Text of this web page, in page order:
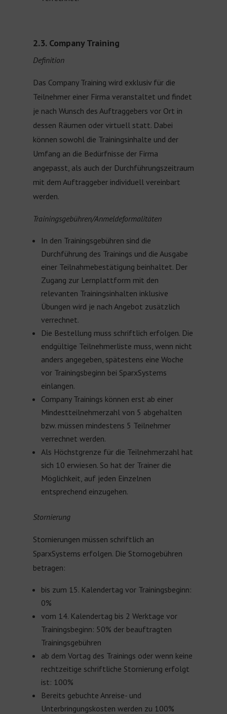
2.3. Company Training
Definition
Das Company Training wird exklusiv für die
Teilnehmer einer Firma veranstaltet und findet
je nach Wunsch des Auftraggebers vor Ort in
dessen Räumen oder virtuell statt. Dabei
können sowohl die Trainingsinhalte und der
Umfang an die Bedürfnisse der Firma
angepasst, als auch der Durchführungszeitraum
mit dem Auftraggeber individuell vereinbart
werden.
Trainingsgebühren/Anmeldeformalitäten
In den Trainingsgebühren sind die
Durchführung des Trainings und die Ausgabe
einer Teilnahmebestätigung beinhaltet. Der
Zugang zur Lernplattform mit den
relevanten Trainingsinhalten inklusive
Übungen wird je nach Angebot zusätzlich
verrechnet.
Die Bestellung muss schriftlich erfolgen. Die
endgültige Teilnehmerliste muss, wenn nicht
anders angegeben, spätestens eine Woche
vor Trainingsbeginn bei SparxSystems
einlangen.
Company Trainings können erst ab einer
Mindestteilnehmerzahl von 5 abgehalten
bzw. müssen mindestens 5 Teilnehmer
verrechnet werden.
Als Höchstgrenze für die Teilnehmerzahl hat
sich 10 erwiesen. So hat der Trainer die
Möglichkeit, auf jeden Einzelnen
entsprechend einzugehen.
Stornierung
Stornierungen müssen schriftlich an
SparxSystems erfolgen. Die Stornogebühren
betragen:
bis zum 15. Kalendertag vor Trainingsbeginn:
0%
vom 14. Kalendertag bis 2 Werktage vor
Trainingsbeginn: 50% der beauftragten
Trainingsgebühren
ab dem Vortag des Trainings oder wenn keine
rechtzeitige schriftliche Stornierung erfolgt
ist: 100%
Bereits gebuchte Anreise- und
Unterbringungskosten werden zu 100%